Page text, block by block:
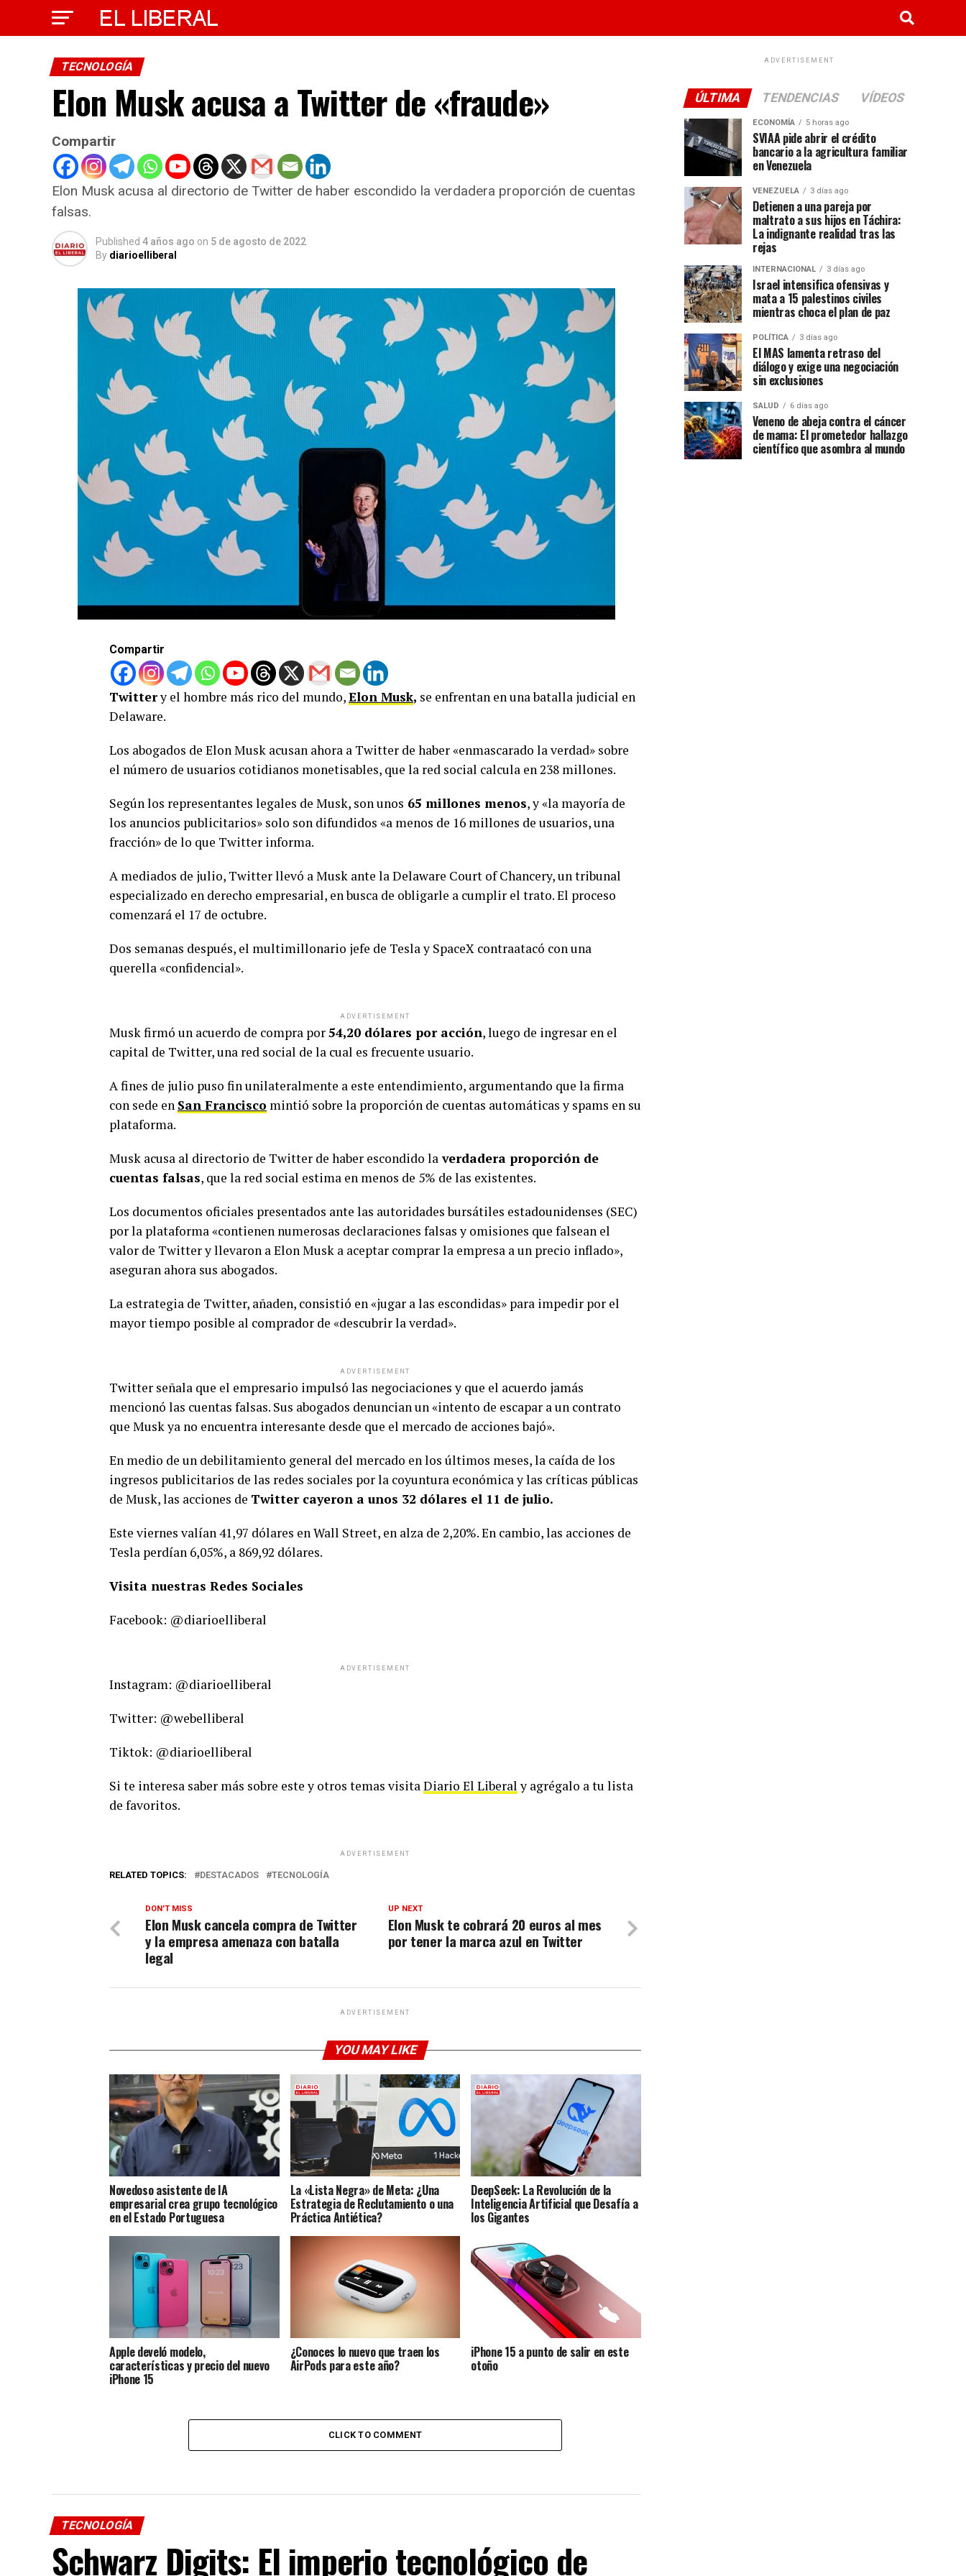
TECNOLOGÍA
Elon Musk acusa a Twitter de «fraude»
Compartir
Elon Musk acusa al directorio de Twitter de haber escondido la verdadera proporción de cuentas
falsas.
Published 4 años ago on 5 de agosto de 2022
By diarioelliberal
Compartir
Twittery el hombre más rico del mundo,Elon Musk, se enfrentan en una batalla judicial en
Delaware.
Los abogados de Elon Musk acusan ahora a Twitter de haber «enmascarado la verdad» sobre
el número de usuarios cotidianos monetisables, que la red social calcula en 238 millones.
Según los representantes legales de Musk, son unos 65 millones menos, y «la mayoría de
los anuncios publicitarios» solo son difundidos «a menos de 16 millones de usuarios, una
fracción» de lo que Twitter informa.
A mediados de julio, Twitter llevó a Musk ante la Delaware Court of Chancery, un tribunal
especializado en derecho empresarial, en busca de obligarle a cumplir el trato. El proceso
comenzará el 17 de octubre.
Dos semanas después, el multimillonario jefe de Tesla y SpaceX contraatacó con una
querella «confidencial».
ADVERTISEMENT
Musk firmó un acuerdo de compra por54,20 dólares por acción, luego de ingresar en el
capital de Twitter, una red social de la cual es frecuente usuario.
A fines de julio puso fin unilateralmente a este entendimiento, argumentando que la firma
con sede en San Francisco mintió sobre la proporción de cuentas automáticas y spams en su
plataforma.
Musk acusa al directorio de Twitter de haber escondido laverdadera proporción de
cuentas falsas, que la red social estima en menos de 5% de las existentes.
Los documentos oficiales presentados ante las autoridades bursátiles estadounidenses (SEC)
por la plataforma «contienen numerosas declaraciones falsas y omisiones que falsean el
valor de Twitter y llevaron a Elon Musk a aceptar comprar la empresa a un precio inflado»,
aseguran ahora sus abogados.
La estrategia de Twitter, añaden, consistió en «jugar a las escondidas» para impedir por el
mayor tiempo posible al comprador de «descubrir la verdad».
ADVERTISEMENT
Twitter señala que el empresario impulsó las negociaciones y que el acuerdo jamás
mencionó las cuentas falsas. Sus abogados denuncian un «intento de escapar a un contrato
que Musk ya no encuentra interesante desde que el mercado de acciones bajó».
En medio de un debilitamiento general del mercado en los últimos meses, la caída de los
ingresos publicitarios de las redes sociales por la coyuntura económica y las críticas públicas
de Musk, las acciones de Twitter cayeron a unos 32 dólares el 11 de julio.
Este viernes valían 41,97 dólares en Wall Street, en alza de 2,20%. En cambio, las acciones de
Tesla perdían 6,05%, a 869,92 dólares.
Visita nuestras Redes Sociales
Facebook: @diarioelliberal
ADVERTISEMENT
Instagram: @diarioelliberal
Twitter: @webelliberal
Tiktok: @diarioelliberal
Si te interesa saber más sobre este y otros temas visitaDiario El Liberaly agrégalo a tu lista
de favoritos.
ADVERTISEMENT
RELATED TOPICS: DESTACADOS TECNOLOGÍA
UP NEXT
Elon Musk te cobrará 20 euros al mes
por tener la marca azul en Twitter
DON'T MISS
Elon Musk cancela compra de Twitter
y la empresa amenaza con batalla
legal
ADVERTISEMENT
YOU MAY LIKE
Novedoso asistente de IA
empresarial crea grupo tecnológico
en el Estado Portuguesa
La «Lista Negra» de Meta: ¿Una
Estrategia de Reclutamiento o una
Práctica Antiética?
DeepSeek: La Revolución de la
Inteligencia Artificial que Desafía a
los Gigantes
Apple develó modelo,
características y precio del nuevo
iPhone 15
¿Conoces lo nuevo que traen los
AirPods para este año?
iPhone 15 a punto de salir en este
otoño
CLICK TO COMMENT
TECNOLOGÍA
Schwarz Digits: El imperio tecnológico de
ADVERTISEMENT
ÚLTIMA TENDENCIAS VÍDEOS
ECONOMÍA 5 horas ago
SVIAA pide abrir el crédito
bancario a la agricultura familiar
en Venezuela
VENEZUELA 3 días ago
Detienen a una pareja por
maltrato a sus hijos en Táchira:
La indignante realidad tras las
rejas
INTERNACIONAL 3 días ago
Israel intensifica ofensivas y
mata a 15 palestinos civiles
mientras choca el plan de paz
POLÍTICA 3 días ago
El MAS lamenta retraso del
diálogo y exige una negociación
sin exclusiones
SALUD 6 días ago
Veneno de abeja contra el cáncer
de mama: El prometedor hallazgo
científico que asombra al mundo